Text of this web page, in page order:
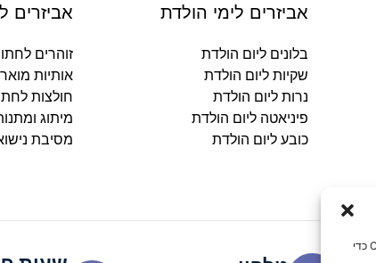
כדי לספק את חוויות המשתמש הטובות ביותר, אנו משתמשים בטכנולוגיות כמו קובצי Cookie כדי
אביזרים לימי הולדת
בלונים ליום הולדת
שקיות ליום הולדת
נרות ליום הולדת
פיניאטה ליום הולדת
כובע ליום הולדת
אביזרים
זוהרים
אותיות
חולצות
מיתוג
מסיבת